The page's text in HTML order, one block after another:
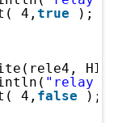
4, true
);
"relay
4, false
);